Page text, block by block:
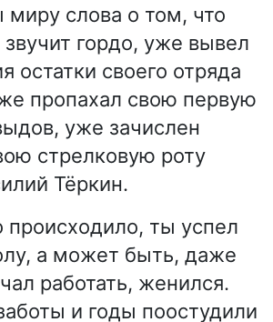
миру слова о том, что
звучит гордо, уже вывел
остатки своего отряда
пропахал свою первую
уже зачислен
стрелковую роту
Тёркин.
происходило, ты успел
а может быть, даже
работать, женился.
и годы поостудили